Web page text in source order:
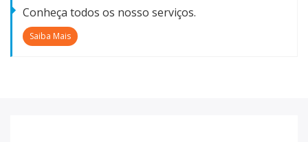
Conheça todos os nosso serviços.
Saiba Mais